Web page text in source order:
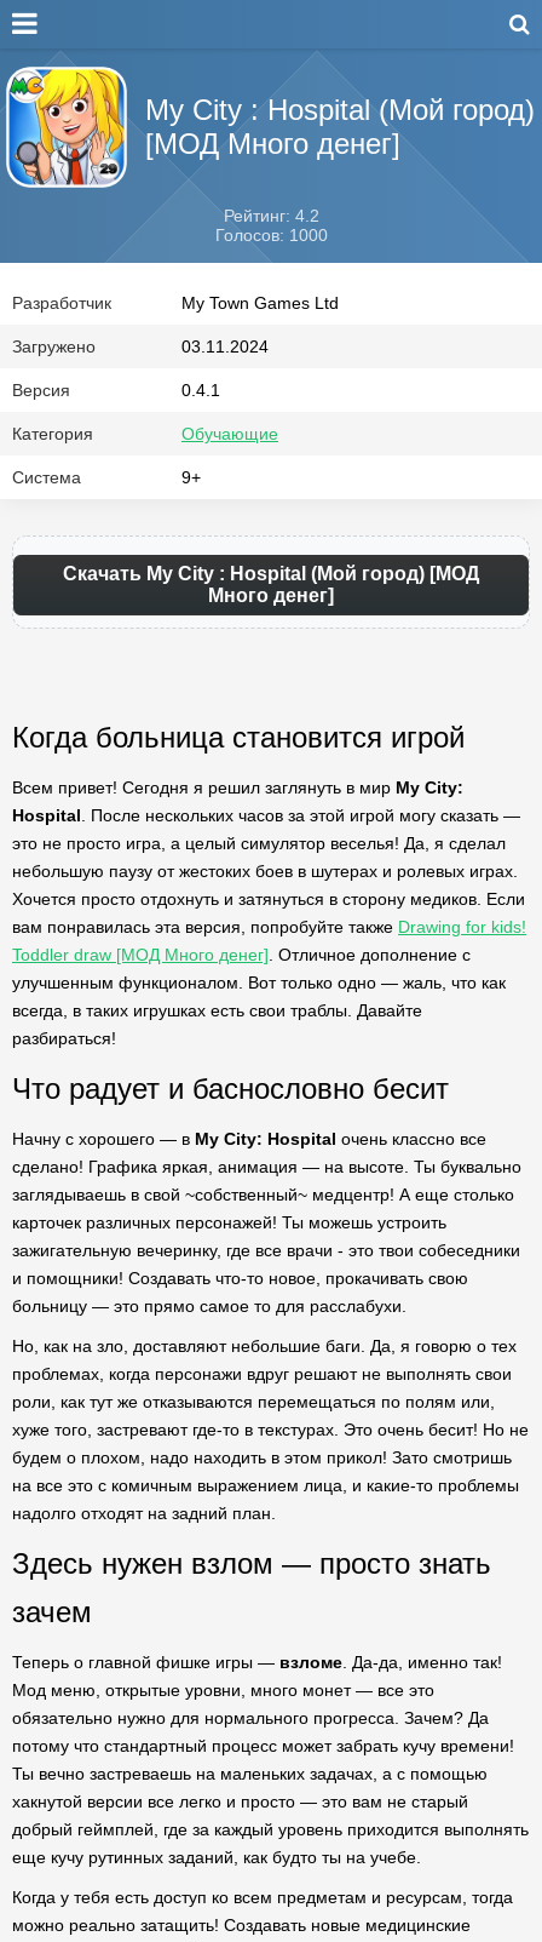
My City : Hospital (Мой город)
[МОД Много денег]
Рейтинг: 4.2
Голосов: 1000
Разработчик My Town Games Ltd
Загружено 03.11.2024
Версия 0.4.1
Категория Обучающие
Система 9+
Скачать My City : Hospital (Мой город) [МОД
Много денег]
Когда больница становится игрой
Всем привет! Сегодня я решил заглянуть в мир My City:
Hospital . После нескольких часов за этой игрой могу сказать —
это не просто игра, а целый симулятор веселья! Да, я сделал
небольшую паузу от жестоких боев в шутерах и ролевых играх.
Хочется просто отдохнуть и затянуться в сторону медиков. Если
вам понравилась эта версия, попробуйте также Drawing for kids!
Toddler draw [МОД Много денег] . Отличное дополнение с
улучшенным функционалом. Вот только одно — жаль, что как
всегда, в таких игрушках есть свои траблы. Давайте
разбираться!
Что радует и баснословно бесит
Начну с хорошего — в My City: Hospital очень классно все
сделано! Графика яркая, анимация — на высоте. Ты буквально
заглядываешь в свой ~собственный~ медцентр! А еще столько
карточек различных персонажей! Ты можешь устроить
зажигательную вечеринку, где все врачи - это твои собеседники
и помощники! Создавать что-то новое, прокачивать свою
больницу — это прямо самое то для расслабухи.
Но, как на зло, доставляют небольшие баги. Да, я говорю о тех
проблемах, когда персонажи вдруг решают не выполнять свои
роли, как тут же отказываются перемещаться по полям или,
хуже того, застревают где-то в текстурах. Это очень бесит! Но не
будем о плохом, надо находить в этом прикол! Зато смотришь
на все это с комичным выражением лица, и какие-то проблемы
надолго отходят на задний план.
Здесь нужен взлом — просто знать
зачем
Теперь о главной фишке игры — взломе . Да-да, именно так!
Мод меню, открытые уровни, много монет — все это
обязательно нужно для нормального прогресса. Зачем? Да
потому что стандартный процесс может забрать кучу времени!
Ты вечно застреваешь на маленьких задачах, а с помощью
хакнутой версии все легко и просто — это вам не старый
добрый геймплей, где за каждый уровень приходится выполнять
еще кучу рутинных заданий, как будто ты на учебе.
Когда у тебя есть доступ ко всем предметам и ресурсам, тогда
можно реально затащить! Создавать новые медицинские